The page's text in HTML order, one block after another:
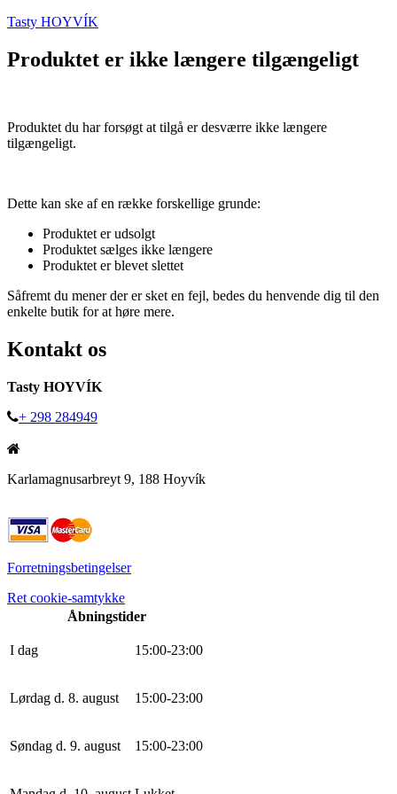
Tasty HOYVÍK
Produktet er ikke længere tilgængeligt
Produktet du har forsøgt at tilgå er desværre ikke længere
tilgængeligt.
Dette kan ske af en række forskellige grunde:
Produktet er udsolgt
Produktet sælges ikke længere
Produktet er blevet slettet
Såfremt du mener der er sket en fejl, bedes du henvende dig til den
enkelte butik for at høre mere.
Kontakt os
Tasty HOYVÍK
+ 298 284949
Karlamagnusarbreyt 9, 188 Hoyvík
Forretningsbetingelser
Ret cookie-samtykke
Åbningstider
I dag 15:00-23:00
Lørdag d. 8. august 15:00-23:00
Søndag d. 9. august 15:00-23:00